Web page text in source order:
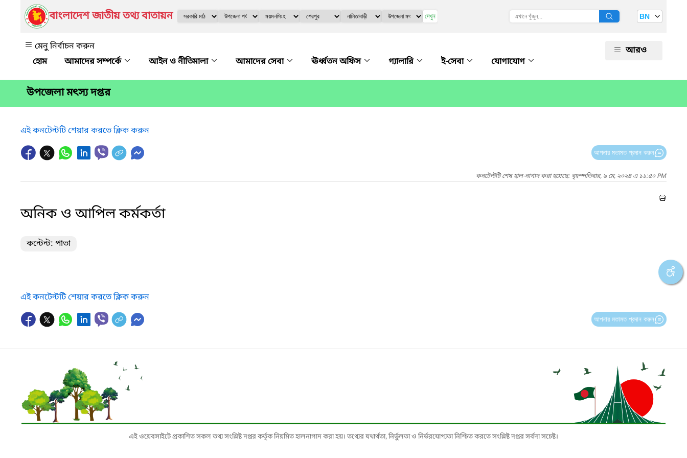
বাংলাদেশ জাতীয় তথ্য বাতায়ন দেখুন BN
মেনু নির্বাচন করুন
আমাদের সম্পর্কে
আইন ও নীতিমালা আমাদের সেবা ঊর্ধ্বতন অফিস গ্যালারি ই-সেবা যোগাযোগ
আরও
উপজেলা মৎস্য দপ্তর
এই কনটেন্টটি শেয়ার করতে ক্লিক করুন
আপনার মতামত প্রদান করুন
কনটেন্টটি শেষ হাল-নাগাদ করা হয়েছে: বৃহস্পতিবার, ৯ মে, ২০২৪ এ ১১:৫০ PM
অনিক ও আপিল কর্মকর্তা
কন্টেন্ট: পাতা
এই কনটেন্টটি শেয়ার করতে ক্লিক করুন
আপনার মতামত প্রদান করুন
এই ওয়েবসাইটে প্রকাশিত সকল তথ্য সংশ্লিষ্ট দপ্তর কর্তৃক নিয়মিত হালনাগাদ করা হয়। তথ্যের যথার্থতা, নির্ভুলতা ও নির্ভরযোগ্যতা নিশ্চিত করতে সংশ্লিষ্ট দপ্তর সর্বদা সচেষ্ট।